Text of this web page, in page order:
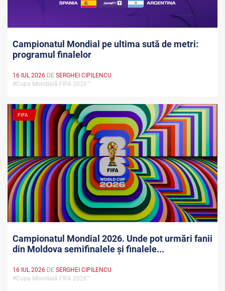
Campionatul Mondial pe ultima sută de metri:
programul finalelor
16 IUL 2026 DE SERGHEI CIPILENCU
#Cupa Mondială FIFA 2026™
FIFA
Campionatul Mondial 2026. Unde pot urmări fanii
din Moldova semifinalele și finalele...
16 IUL 2026 DE SERGHEI CIPILENCU
#Cupa Mondială FIFA 2026™